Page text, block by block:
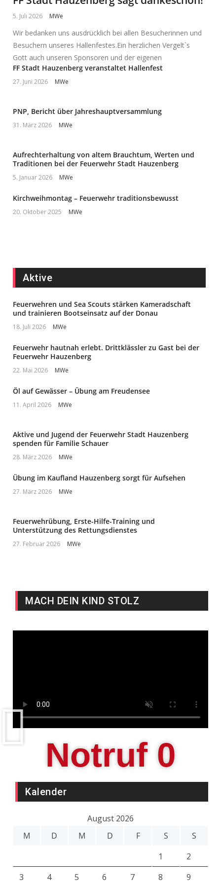
5. Juli 2026 MWe
Wir bedanken uns ausdrücklich bei allen Besucherinnen und
Besuchern unseres Hallenfestes.Ein herzlichen Vergelt`s
Gott auch unseren Sponsoren und der eigenen
FF Stadt Hauzenberg veranstaltet Hallenfest
27. Juni 2026 MWe
PNP, Bericht über Jahreshauptversammlung
31. März 2026 MWe
Aufrechterhaltung von altem Brauchtum, Werten und
Traditionen bei der Feuerwehr Stadt Hauzenberg
5. Januar 2026 MWe
Kirchweihmontag – Feuerwehr traditionsbewusst
20. Oktober 2025 MWe
Aktive
Feuerwehren und Sea Scouts stärken Kameradschaft
und trainieren Bootseinsatz auf der Donau
18. Juli 2026 MWe
Feuerwehr hautnah erlebt. Drittklässler zu Gast bei der
Feuerwehr Hauzenberg
22. Mai 2026 MWe
Öl auf Gewässer – Übung am Freudensee
11. April 2026 MWe
Aktive und Jugend der Feuerwehr Stadt Hauzenberg
spenden für Familie Schauer
28. März 2026 MWe
Übung im Kaufland Hauzenberg sorgt für Aufsehen
27. März 2026 MWe
Feuerwehrübung, Erste-Hilfe-Training und
Unterstützung des Rettungsdienstes
27. Februar 2026 MWe
MACH DEIN KIND STOLZ
Notruf 0
Kalender
August 2026
M
D M D F S
S
1
2
3
4 5 6 7 8 9